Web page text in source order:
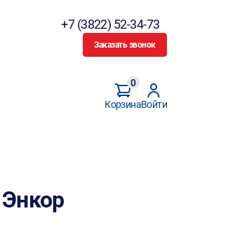
+7 (3822) 52-34-73
Заказать звонок
Корзина
0
Войти